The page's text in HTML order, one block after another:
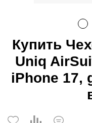
Купить
Uniq
iPhone 17,